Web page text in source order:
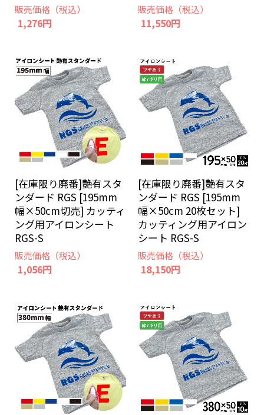
販売価格（税込）
1,276円
販売価格（税込）
11,550円
[在庫限り廃番]艶有スタ
ンダード RGS [195mm
幅×50cm切売] カッティ
ング用アイロンシート
RGS-S
販売価格（税込）
1,056円
[在庫限り廃番]艶有スタ
ンダード RGS [195mm
幅×50cm 20枚セット]
カッティング用アイロン
シート RGS-S
販売価格（税込）
18,150円